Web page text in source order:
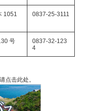
1051 0837-25-3111
号
0837-32-123
4
点击此处。